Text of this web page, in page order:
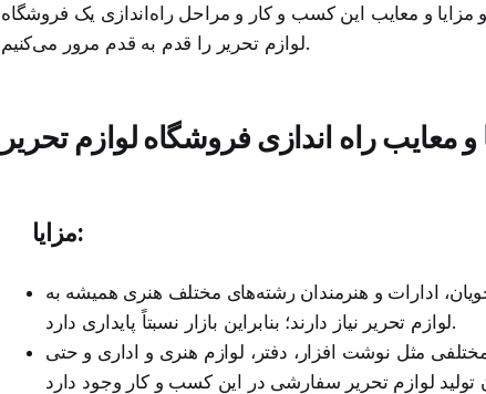
مزایا و معایب این کسب و کار و مراحل راه‌اندازی یک فروشگاه
لوازم تحریر را قدم به قدم مرور می‌کنیم.
و معایب راه اندازی فروشگاه لوازم تحریر
مزایا:
ادارات و هنرمندان رشته‌های مختلف هنری همیشه به
لوازم تحریر نیاز دارند؛ بنابراین بازار نسبتاً پایداری دارد.
مثل نوشت افزار، دفتر، لوازم هنری و اداری و حتی